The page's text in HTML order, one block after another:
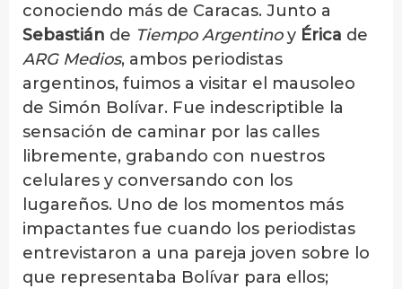
conociendo más de Caracas. Junto a
Sebastián de Tiempo Argentinoy Érica de
ARG Medios, ambos periodistas
argentinos, fuimos a visitar el mausoleo
de Simón Bolívar. Fue indescriptible la
sensación de caminar por las calles
libremente, grabando con nuestros
celulares y conversando con los
lugareños. Uno de los momentos más
impactantes fue cuando los periodistas
entrevistaron a una pareja joven sobre lo
que representaba Bolívar para ellos;